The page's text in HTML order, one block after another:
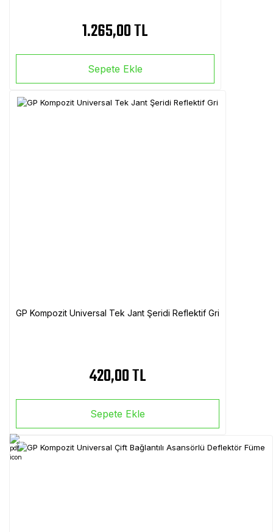
1.265,00 TL
Sepete Ekle
GP Kompozit Universal Tek Jant Şeridi Reflektif Gri
420,00 TL
Sepete Ekle